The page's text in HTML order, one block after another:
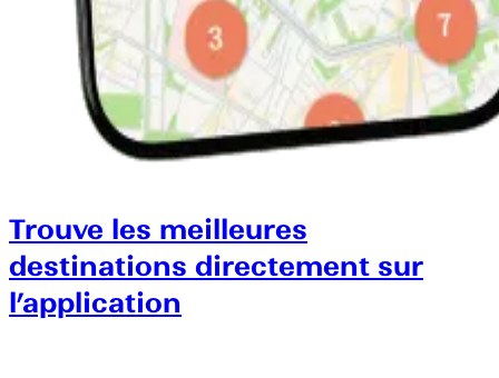
Trouve les meilleures
destinations directement sur
l’application